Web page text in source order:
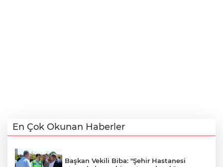
En Çok Okunan Haberler
Başkan Vekili Biba: "Şehir Hastanesi